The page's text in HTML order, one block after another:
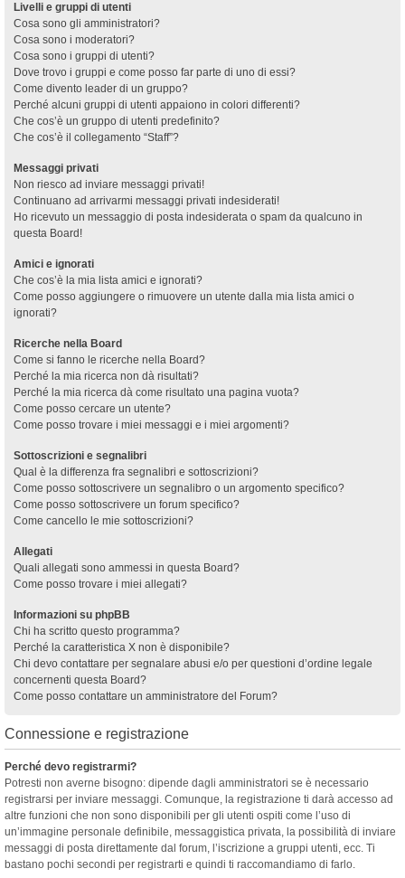
Livelli e gruppi di utenti
Cosa sono gli amministratori?
Cosa sono i moderatori?
Cosa sono i gruppi di utenti?
Dove trovo i gruppi e come posso far parte di uno di essi?
Come divento leader di un gruppo?
Perché alcuni gruppi di utenti appaiono in colori differenti?
Che cos’è un gruppo di utenti predefinito?
Che cos’è il collegamento “Staff”?
Messaggi privati
Non riesco ad inviare messaggi privati!
Continuano ad arrivarmi messaggi privati indesiderati!
Ho ricevuto un messaggio di posta indesiderata o spam da qualcuno in
questa Board!
Amici e ignorati
Che cos’è la mia lista amici e ignorati?
Come posso aggiungere o rimuovere un utente dalla mia lista amici o
ignorati?
Ricerche nella Board
Come si fanno le ricerche nella Board?
Perché la mia ricerca non dà risultati?
Perché la mia ricerca dà come risultato una pagina vuota?
Come posso cercare un utente?
Come posso trovare i miei messaggi e i miei argomenti?
Sottoscrizioni e segnalibri
Qual è la differenza fra segnalibri e sottoscrizioni?
Come posso sottoscrivere un segnalibro o un argomento specifico?
Come posso sottoscrivere un forum specifico?
Come cancello le mie sottoscrizioni?
Allegati
Quali allegati sono ammessi in questa Board?
Come posso trovare i miei allegati?
Informazioni su phpBB
Chi ha scritto questo programma?
Perché la caratteristica X non è disponibile?
Chi devo contattare per segnalare abusi e/o per questioni d’ordine legale
concernenti questa Board?
Come posso contattare un amministratore del Forum?
Connessione e registrazione
Perché devo registrarmi?
Potresti non averne bisogno: dipende dagli amministratori se è necessario
registrarsi per inviare messaggi. Comunque, la registrazione ti darà accesso ad
altre funzioni che non sono disponibili per gli utenti ospiti come l’uso di
un’immagine personale definibile, messaggistica privata, la possibilità di inviare
messaggi di posta direttamente dal forum, l’iscrizione a gruppi utenti, ecc. Ti
bastano pochi secondi per registrarti e quindi ti raccomandiamo di farlo.